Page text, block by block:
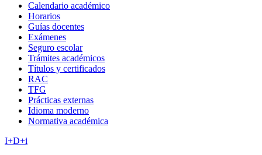
Calendario académico
Horarios
Guías docentes
Exámenes
Seguro escolar
Trámites académicos
Títulos y certificados
RAC
TFG
Prácticas externas
Idioma moderno
Normativa académica
I+D+i